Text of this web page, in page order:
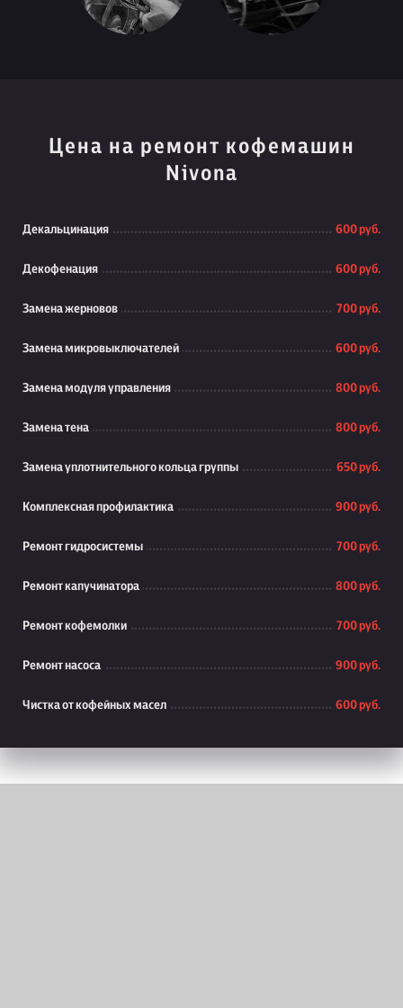
Цена на ремонт кофемашин
Nivona
Декальцинация 600 руб.
Декофенация 600 руб.
Замена жерновов 700 руб.
Замена микровыключателей 600 руб.
Замена модуля управления 800 руб.
Замена тена 800 руб.
Замена уплотнительного кольца группы 650 руб.
Комплексная профилактика 900 руб.
Ремонт гидросистемы 700 руб.
Ремонт капучинатора 800 руб.
Ремонт кофемолки 700 руб.
Ремонт насоса 900 руб.
Чистка от кофейных масел 600 руб.